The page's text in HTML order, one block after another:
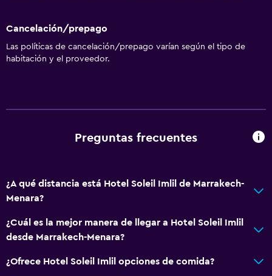
Cancelación/prepago
Las políticas de cancelación/prepago varían según el tipo de
habitación y el proveedor.
Preguntas frecuentes
¿A qué distancia está Hotel Soleil Imlil de Marrakech-
Menara?
¿Cuál es la mejor manera de llegar a Hotel Soleil Imlil
desde Marrakech-Menara?
¿Ofrece Hotel Soleil Imlil opciones de comida?